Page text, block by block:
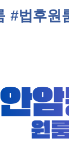
#법후원